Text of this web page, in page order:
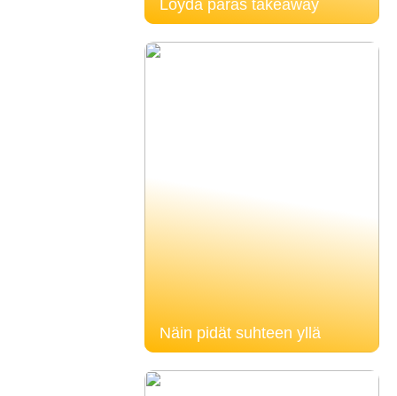
Löydä paras takeaway
Näin pidät suhteen yllä